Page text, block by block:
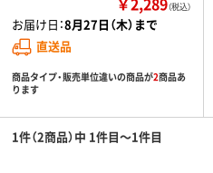
（税込）
お届け日：8月27日（木）まで
直送品
商品タイプ・販売単位違いの商品が2商品あ
ります
1件（2商品）中 1件目～1件目